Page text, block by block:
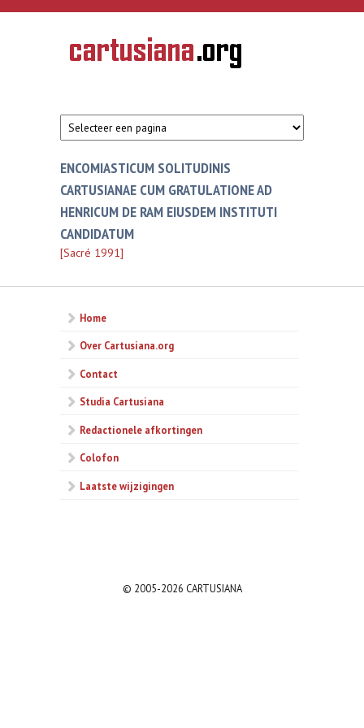
Overslaan en naar de inhoud gaan
CARTUSIANA
Geschiedenis
van de
ENCOMIASTICUM SOLITUDINIS
CARTUSIANAE CUM GRATULATIONE AD
HENRICUM DE RAM EIUSDEM INSTITUTI
CANDIDATUM
[Sacré 1991]
Home
Over Cartusiana.org
Contact
Studia Cartusiana
Redactionele afkortingen
Colofon
Laatste wijzigingen
© 2005-2026 CARTUSIANA